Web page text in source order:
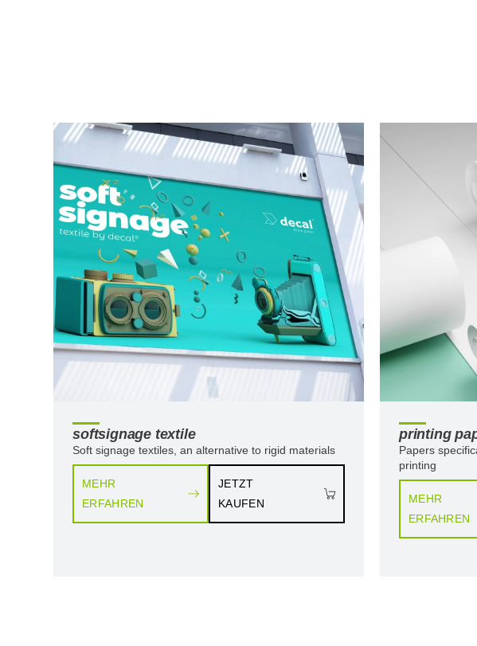
softsignage textile
Soft signage textiles, an alternative to rigid materials
MEHR
ERFAHREN
JETZT
KAUFEN
printing
Papers
printing
MEHR
ERFAHREN